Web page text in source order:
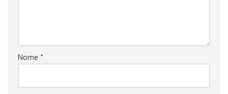
Nome *